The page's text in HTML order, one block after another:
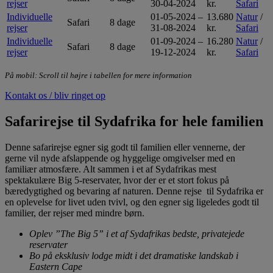
rejser 30-04-2024 kr.
Safari
Individuelle
rejser
Safari 8 dage
01-05-2024 –
31-08-2024
13.680
kr.
Natur/
Safari
Individuelle
rejser
Safari 8 dage
01-09-2024 –
19-12-2024
16.280
kr.
Natur/
Safari
På mobil: Scroll til højre i tabellen for mere information
Kontakt os / bliv ringet op
Safarirejse til Sydafrika for hele familien
Denne safarirejse egner sig godt til familien eller vennerne, der
gerne vil nyde afslappende og hyggelige omgivelser med en
familiær atmosfære. Alt sammen i et af Sydafrikas mest
spektakulære Big 5-reservater, hvor der er et stort fokus på
bæredygtighed og bevaring af naturen. Denne rejse til Sydafrika er
en oplevelse for livet uden tvivl, og den egner sig ligeledes godt til
familier, der rejser med mindre børn.
Oplev ”The Big 5” i et af Sydafrikas bedste, privatejede
reservater
Bo på eksklusiv lodge midt i det dramatiske landskab i
Eastern Cape